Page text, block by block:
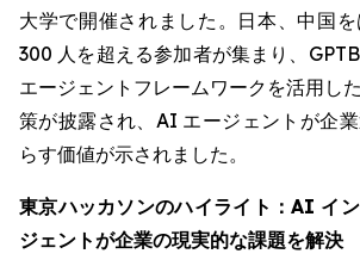
大学で開催されました。日本、中国
300 人を超える参加者が集まり、
エージェントフレームワークを活用し
策が披露され、AI エージェントが企
らす価値が示されました。
東京ハッカソンのハイライト：AI イ
ジェントが企業の現実的な課題を解決